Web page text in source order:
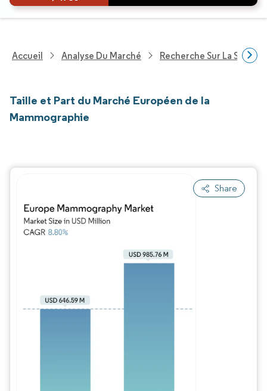
Accueil Analyse Du Marché Recherche Sur La Santé
Taille et Part du Marché Européen de la
Mammographie
Share